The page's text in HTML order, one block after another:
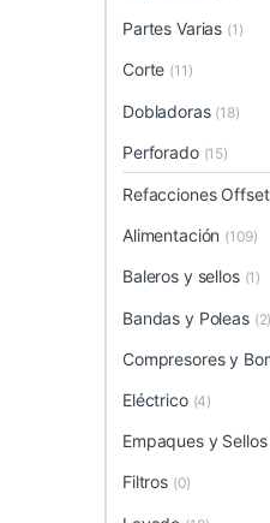
Partes Varias (1)
Corte (11)
Dobladoras (18)
Perforado (15)
Refacciones Offset
Alimentación (109)
Baleros y sellos (1)
Bandas y Poleas (2)
Compresores y
Eléctrico (4)
Empaques y Sellos
Filtros (0)